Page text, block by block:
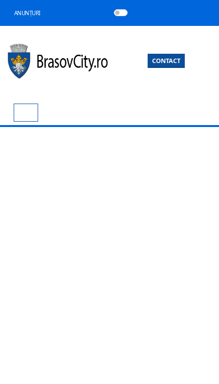
ANUNȚURI
CONTACT